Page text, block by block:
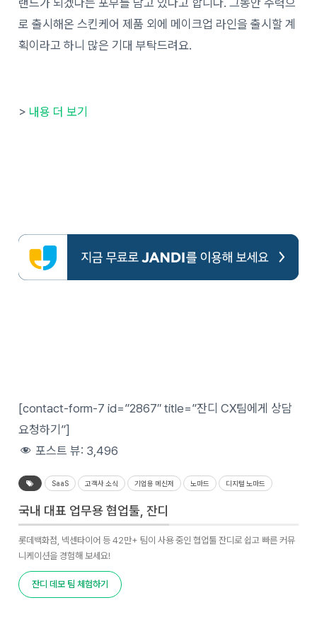
랜드가 되겠다는 포부를 담고 있다고 합니다. 그동안 주력으
로 출시해온 스킨케어 제품 외에 메이크업 라인을 출시할 계
획이라고 하니 많은 기대 부탁드려요.
> 내용 더 보기
[contact-form-7 id=”2867″ title=”잔디 CX팀에게 상담
요청하기”]
포스트 뷰: 3,496
SaaS 고객사 소식 기업용 메신저 노마드 디지털 노마드
국내 대표 업무용 협업툴, 잔디
롯데백화점, 넥센타이어 등 42만+ 팀이 사용 중인 협업툴 잔디로 쉽고 빠른 커뮤
니케이션을 경험해 보세요!
잔디 데모 팀 체험하기